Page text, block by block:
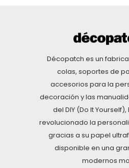
Décopatch es un
colas, soportes de
accesorios para la
decoración y las
del DIY (Do It
revolucionado la
gracias a su papel
disponible en una
modernos